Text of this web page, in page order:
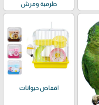
طرمبة ومرش
اقفاص حيوانات